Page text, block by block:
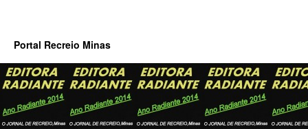
Portal Recreio Minas